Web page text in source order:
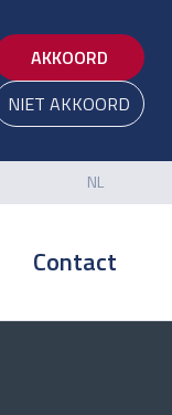
AKKOORD
NIET AKKOORD
NL
EN
Contact